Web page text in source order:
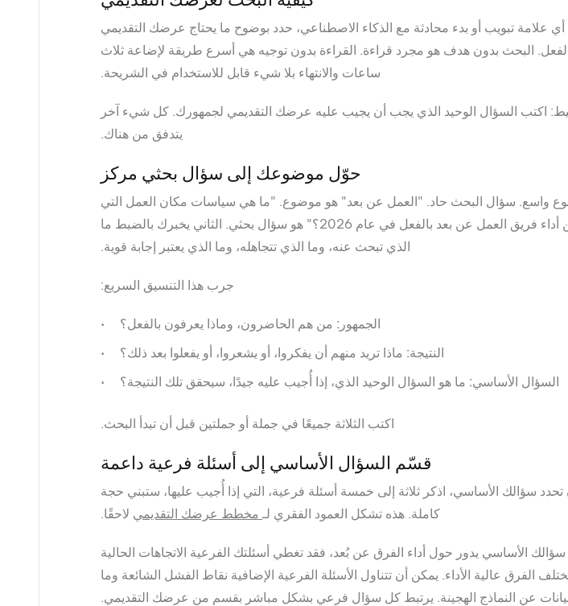
علامة تبويب أو بدء محادثة مع الذكاء الاصطناعي، حدد بوضوح ما يحتاج عرضك التقديمي
بالفعل. البحث بدون هدف هو مجرد قراءة. القراءة بدون توجيه هي أسرع طريقة لإضاعة ثلاث
ساعات والانتهاء بلا شيء قابل للاستخدام في الشريحة.
اكتب السؤال الوحيد الذي يجب أن يجيب عليه عرضك التقديمي لجمهورك. كل شيء آخر
يتدفق من هناك.
حوّل موضوعك إلى سؤال بحثي مركز
واسع. سؤال البحث حاد. "العمل عن بعد" هو موضوع. "ما هي سياسات مكان العمل التي
تحسن أداء فريق العمل عن بعد بالفعل في عام 2026؟" هو سؤال بحثي. الثاني يخبرك بالضبط ما
الذي تبحث عنه، وما الذي تتجاهله، وما الذي يعتبر إجابة قوية.
جرب هذا التنسيق السريع:
الجمهور: من هم الحاضرون، وماذا يعرفون بالفعل؟
النتيجة: ماذا تريد منهم أن يفكروا، أو يشعروا، أو يفعلوا بعد ذلك؟
السؤال الأساسي: ما هو السؤال الوحيد الذي، إذا أُجيب عليه جيدًا، سيحقق تلك النتيجة؟
اكتب الثلاثة جميعًا في جملة أو جملتين قبل أن تبدأ البحث.
قسّم السؤال الأساسي إلى أسئلة فرعية داعمة
تحدد سؤالك الأساسي، اذكر ثلاثة إلى خمسة أسئلة فرعية، التي إذا أُجيب عليها، ستبني حجة
كاملة. هذه تشكل العمود الفقري لـمخطط عرضك التقديمي لاحقًا.
سؤالك الأساسي يدور حول أداء الفرق عن بُعد، فقد تغطي أسئلتك الفرعية الاتجاهات الحالية
الفرق عالية الأداء. يمكن أن تتناول الأسئلة الفرعية الإضافية نقاط الفشل الشائعة وما
عن النماذج الهجينة. يرتبط كل سؤال فرعي بشكل مباشر بقسم من عرضك التقديمي.